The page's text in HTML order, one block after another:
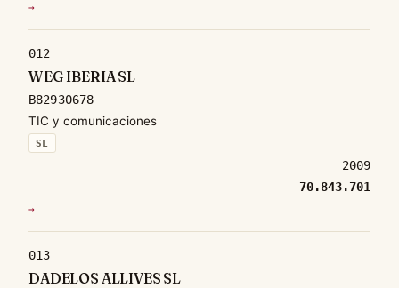
→
012
WEG IBERIA SL
B82930678
TIC y comunicaciones
SL
2009
70.843.701
→
013
DADELOS ALLIVES SL